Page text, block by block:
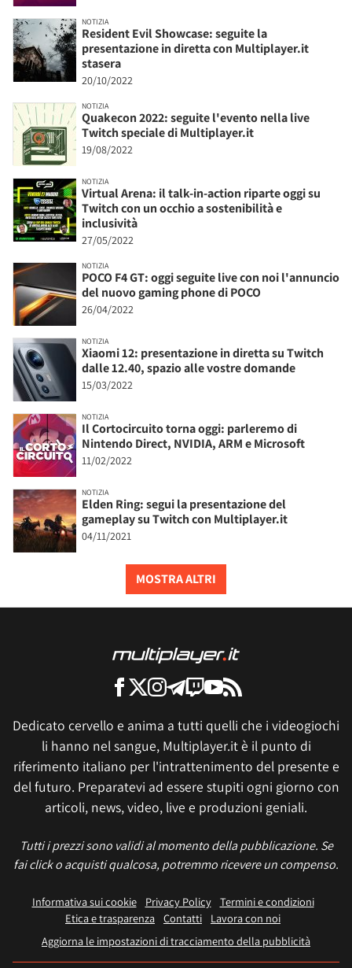
NOTIZIA
Resident Evil Showcase: seguite la
presentazione in diretta con Multiplayer.it
stasera
20/10/2022
NOTIZIA
Quakecon 2022: seguite l'evento nella live
Twitch speciale di Multiplayer.it
19/08/2022
NOTIZIA
Virtual Arena: il talk-in-action riparte oggi su
Twitch con un occhio a sostenibilità e
inclusività
27/05/2022
NOTIZIA
POCO F4 GT: oggi seguite live con noi l'annuncio
del nuovo gaming phone di POCO
26/04/2022
NOTIZIA
Xiaomi 12: presentazione in diretta su Twitch
dalle 12.40, spazio alle vostre domande
15/03/2022
NOTIZIA
Il Cortocircuito torna oggi: parleremo di
Nintendo Direct, NVIDIA, ARM e Microsoft
11/02/2022
NOTIZIA
Elden Ring: segui la presentazione del
gameplay su Twitch con Multiplayer.it
04/11/2021
MOSTRA ALTRI
Dedicato cervello e anima a tutti quelli che i videogiochi
li hanno nel sangue, Multiplayer.it è il punto di
riferimento italiano per l'intrattenimento del presente e
del futuro. Preparatevi ad essere stupiti ogni giorno con
articoli, news, video, live e produzioni geniali.
Tutti i prezzi sono validi al momento della pubblicazione. Se
fai click o acquisti qualcosa, potremmo ricevere un compenso.
Informativa sui cookie Privacy Policy
Termini e condizioni
Etica e trasparenza Contatti
Lavora con noi
Aggiorna le impostazioni di tracciamento della pubblicità